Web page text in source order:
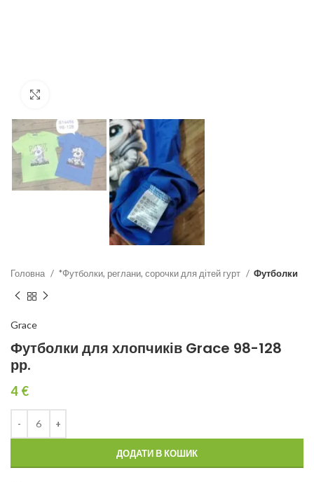
Головна *Футболки, реглани, сорочки для дітей гурт Футболки
Grace
Футболки для хлопчиків Grace 98-128
рр.
4 €
ДОДАТИ В КОШИК